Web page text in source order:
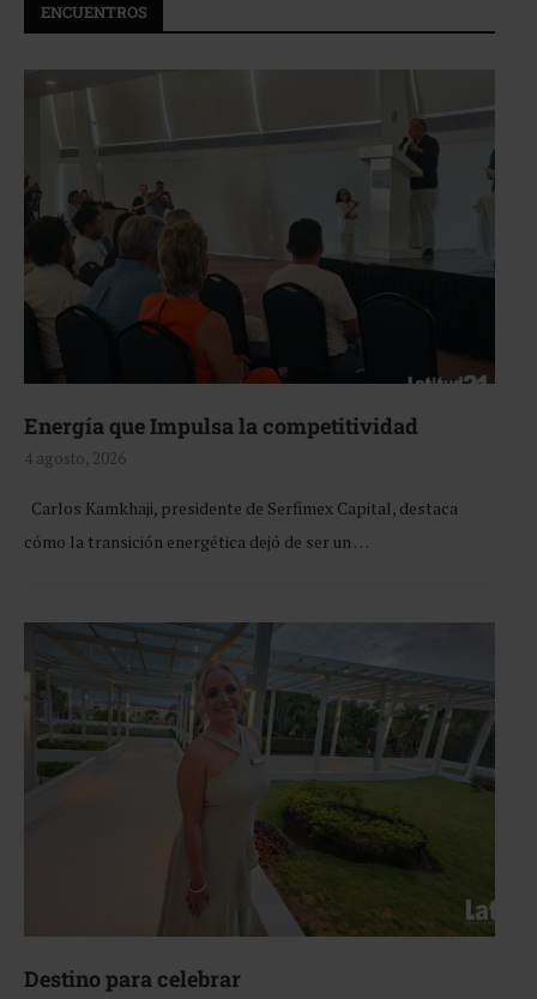
ENCUENTROS
Energía que Impulsa la competitividad
4 agosto, 2026
Carlos Kamkhaji, presidente de Serfimex Capital, destaca
cómo la transición energética dejó de ser un …
Destino para celebrar